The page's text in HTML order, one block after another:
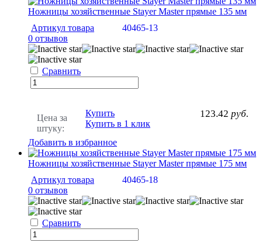
Ножницы хозяйственные Stayer Master прямые 135 мм
Артикул товара
40465-13
0 отзывов
Сравнить
Цена за
штуку:
123.42 руб.
Купить
Купить в 1 клик
Добавить в избранное
Ножницы хозяйственные Stayer Master прямые 175 мм
Артикул товара
40465-18
0 отзывов
Сравнить